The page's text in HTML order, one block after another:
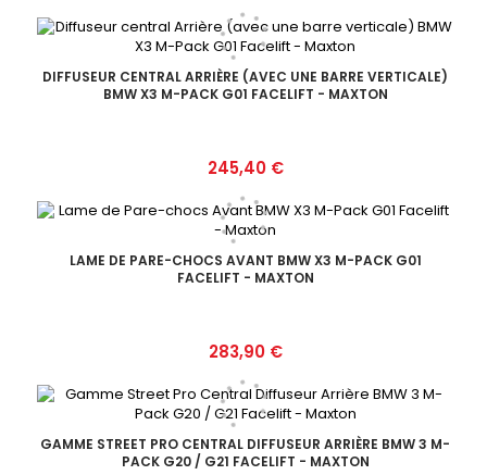
DIFFUSEUR CENTRAL ARRIÈRE (AVEC UNE BARRE VERTICALE)
BMW X3 M-PACK G01 FACELIFT - MAXTON
Prix
245,40 €
LAME DE PARE-CHOCS AVANT BMW X3 M-PACK G01
FACELIFT - MAXTON
Prix
283,90 €
GAMME STREET PRO CENTRAL DIFFUSEUR ARRIÈRE BMW 3 M-
PACK G20 / G21 FACELIFT - MAXTON